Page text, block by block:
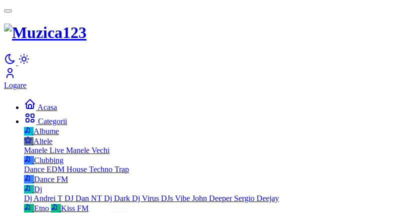
Logare
Acasa
Categorii
Albume
Altele
Manele Live Manele Vechi
Clubbing
Dance EDM House Techno Trap
Dance FM
Dj
Dj Andrei T DJ Dan NT Dj Dark Dj Virus DJs Vibe John Deeper Sergio Deejay
Etno
Kiss FM